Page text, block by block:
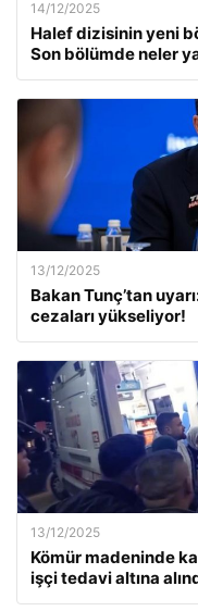
14/12/2025
Halef dizisinin yeni
Son bölümde neler
13/12/2025
Bakan Tunç’tan
cezaları yükseliyor!
13/12/2025
Kömür madeninde
işçi tedavi altına